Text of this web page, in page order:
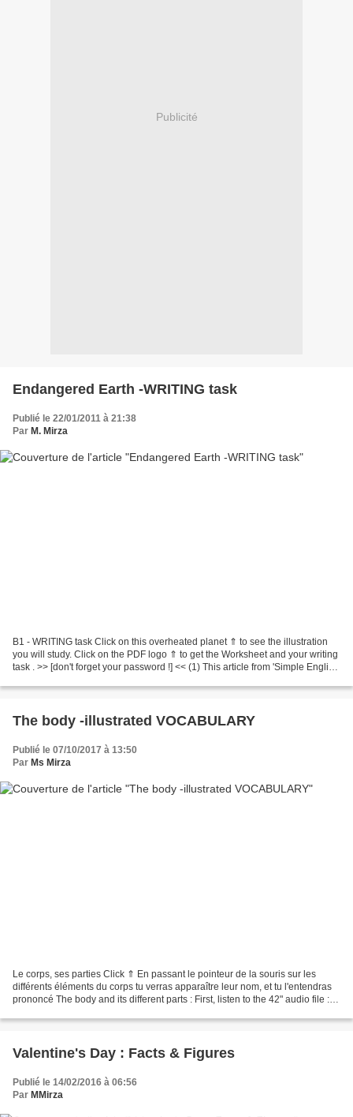
Publicité
Endangered Earth -WRITING task
Publié le 22/01/2011 à 21:38
Par M. Mirza
B1 - WRITING task Click on this overheated planet ⇑ to see the illustration
you will study. Click on the PDF logo ⇑ to get the Worksheet and your writing
task . >> [don't forget your password !] << (1) This article from 'Simple English
The body -illustrated VOCABULARY
Publié le 07/10/2017 à 13:50
Par Ms Mirza
Le corps, ses parties Click ⇑ En passant le pointeur de la souris sur les
différents éléments du corps tu verras apparaître leur nom, et tu l'entendras
prononcé The body and its different parts : First, listen to the 42" audio file : it
Valentine's Day : Facts & Figures
Publié le 14/02/2016 à 06:56
Par MMirza